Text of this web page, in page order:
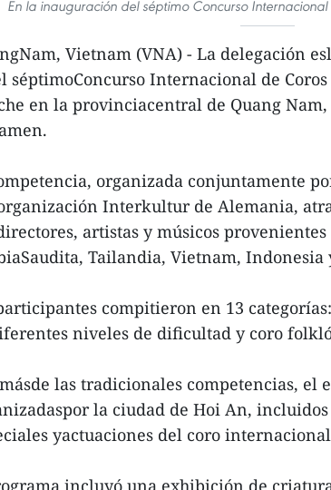
En la inauguración del séptimo Concurso
Vietnam (VNA) - La delegación
séptimoConcurso Internacional de
en la provinciacentral de Quang Nam,
organizada conjuntamente
Interkultur de Alemania,
artistas y músicos
Tailandia, Vietnam, Indonesia
compitieron en 13
niveles de dificultad y coro
las tradicionales competencias, el
la ciudad de Hoi An,
yactuaciones del coro
incluyó una exhibición de